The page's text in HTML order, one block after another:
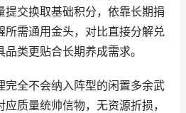
提交换取基础积分，依靠长期捐
所需通用金头，对比直接分解兑
类更贴合长期养成需求。
完全不会纳入阵型的闲置多余武
质量统帅信物，无资源折损，